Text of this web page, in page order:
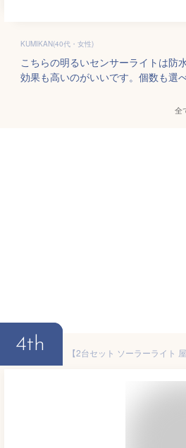
KUMIKAN(40代・女性)
こちらの明るいセンサーライトは防
効果も高いのがいいです。個数も選
全
4th